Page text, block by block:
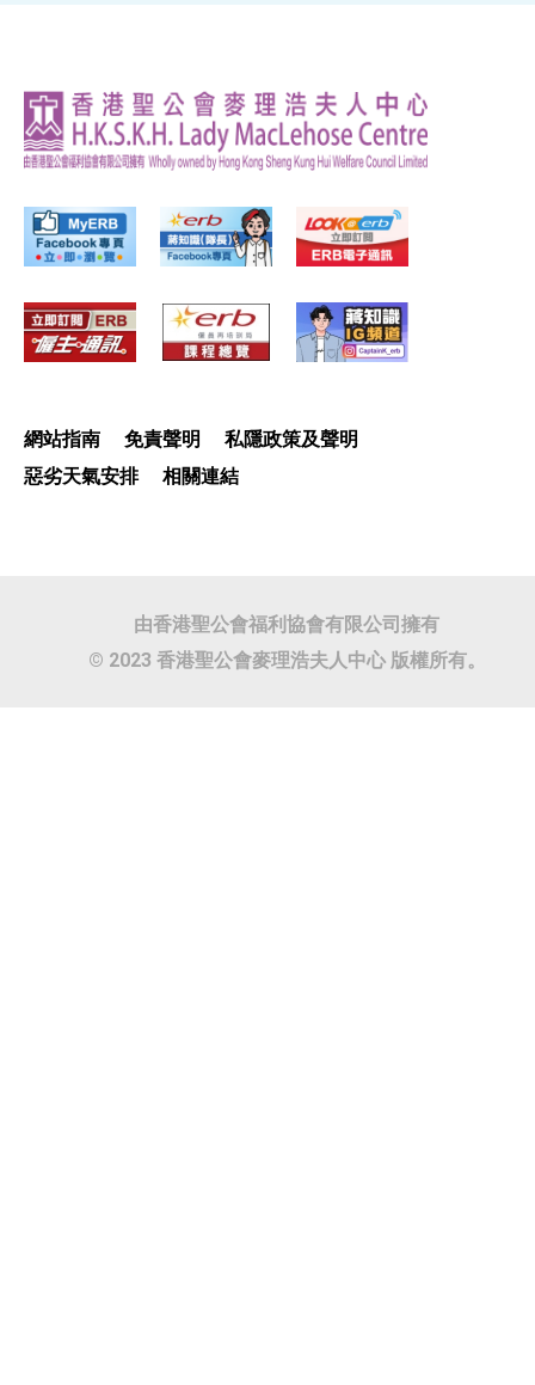
網站指南 免責聲明
私隱政策及聲明
惡劣天氣安排
相關連結
由香港聖公會福利協會有限公司擁有
© 2023 香港聖公會麥理浩夫人中心 版權所有。